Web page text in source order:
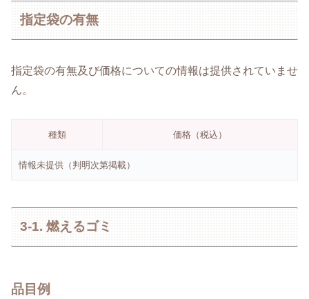
指定袋の有無
指定袋の有無及び価格についての情報は提供されていませ
ん。
種類 価格（税込）
情報未提供（判明次第掲載）
3-1. 燃えるゴミ
品目例